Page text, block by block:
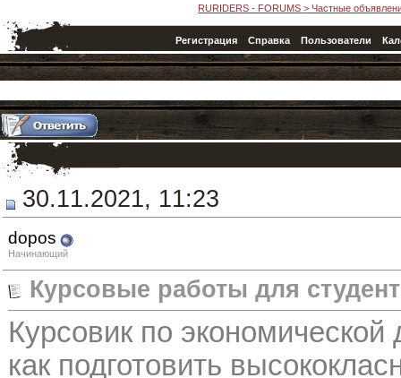
RURIDERS - FORUMS >Частные
Регистрация Справка Пользователи
30.11.2021, 11:23
dopos
Начинающий
Курсовые работы для
Курсовик по
как подготовить